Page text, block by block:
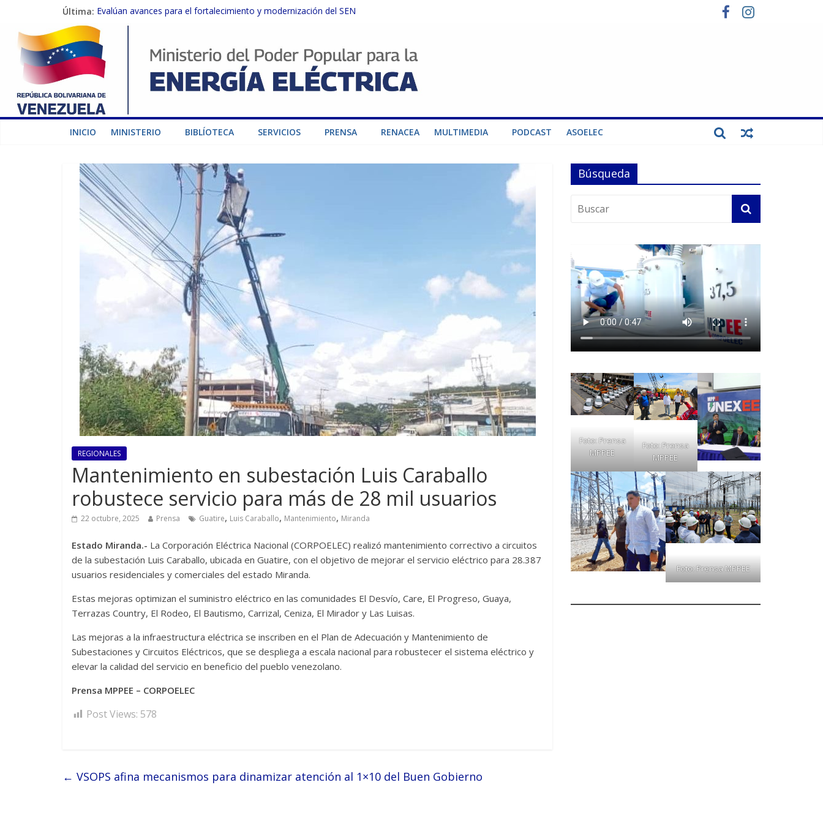
Última: Evalúan avances para el fortalecimiento y modernización del SEN
Inspeccionan trabajos de rehabilitación en instalaciones del SEN en Carabobo
Gobierno Nacional activa plan preventivo para fortalecer el SEN ante el fenómeno de El Niño
Termocarabobo recupera el 50% de su capacidad de generación para fortalecer el SEN
Condecoran a trabajadores del sector eléctrico por su heroica labor tras el doble sismo del 24-J
INICIO MINISTERIO BIBLÍOTECA SERVICIOS PRENSA RENACEA MULTIMEDIA PODCAST ASOELEC
REGIONALES
Mantenimiento en subestación Luis Caraballo
robustece servicio para más de 28 mil usuarios
22 octubre, 2025 Prensa Guatire, Luis Caraballo, Mantenimiento, Miranda
Estado Miranda.- La Corporación Eléctrica Nacional (CORPOELEC) realizó mantenimiento correctivo a circuitos
de la subestación Luis Caraballo, ubicada en Guatire, con el objetivo de mejorar el servicio eléctrico para 28.387
usuarios residenciales y comerciales del estado Miranda.
Estas mejoras optimizan el suministro eléctrico en las comunidades El Desvío, Care, El Progreso, Guaya,
Terrazas Country, El Rodeo, El Bautismo, Carrizal, Ceniza, El Mirador y Las Luisas.
Las mejoras a la infraestructura eléctrica se inscriben en el Plan de Adecuación y Mantenimiento de
Subestaciones y Circuitos Eléctricos, que se despliega a escala nacional para robustecer el sistema eléctrico y
elevar la calidad del servicio en beneficio del pueblo venezolano.
Prensa MPPEE – CORPOELEC
Post Views: 578
← VSOPS afina mecanismos para dinamizar atención al 1×10 del Buen Gobierno
Búsqueda
Foto: Prensa
MPPEE
Foto: Prensa
MPPEE
Foto: Prensa MPPEE